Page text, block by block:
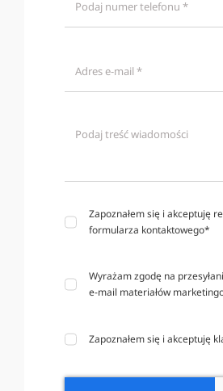
Zapoznałem się i akceptuję
formularza kontaktowego*
Wyrażam zgodę na
e-mail materiałów
Zapoznałem się i akceptuję